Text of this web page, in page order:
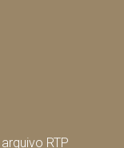
RTP